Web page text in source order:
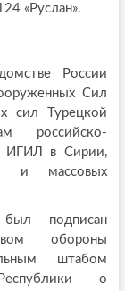
«Руслан».
России
Сил
сил Турецкой
российско-
ИГИЛ в Сирии,
и массовых
подписан
обороны
штабом
о